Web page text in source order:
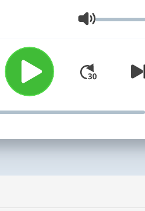
descansas... o no.
Volumen